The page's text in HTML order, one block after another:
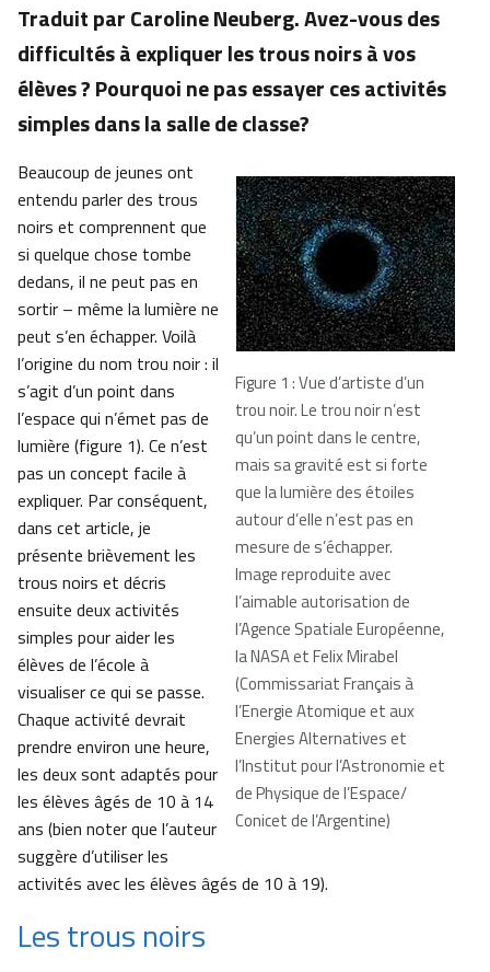
Traduit par Caroline Neuberg. Avez-vous des
difficultés à expliquer les trous noirs à vos
élèves ? Pourquoi ne pas essayer ces activités
simples dans la salle de classe?
Figure 1 : Vue d’artiste d’un
trou noir. Le trou noir n’est
qu’un point dans le centre,
mais sa gravité est si forte
que la lumière des étoiles
autour d’elle n’est pas en
mesure de s’échapper.
Image reproduite avec
l’aimable autorisation de
l’Agence Spatiale Européenne,
la NASA et Felix Mirabel
(Commissariat Français à
l’Energie Atomique et aux
Energies Alternatives et
l’Institut pour l’Astronomie et
de Physique de l’Espace/
Conicet de l’Argentine)
Beaucoup de jeunes ont
entendu parler des trous
noirs et comprennent que
si quelque chose tombe
dedans, il ne peut pas en
sortir – même la lumière ne
peut s’en échapper. Voilà
l’origine du nom trou noir : il
s’agit d’un point dans
l’espace qui n’émet pas de
lumière (figure 1). Ce n’est
pas un concept facile à
expliquer. Par conséquent,
dans cet article, je
présente brièvement les
trous noirs et décris
ensuite deux activités
simples pour aider les
élèves de l’école à
visualiser ce qui se passe.
Chaque activité devrait
prendre environ une heure,
les deux sont adaptés pour
les élèves âgés de 10 à 14
ans (bien noter que l’auteur
suggère d’utiliser les
activités avec les élèves âgés de 10 à 19).
Les trous noirs